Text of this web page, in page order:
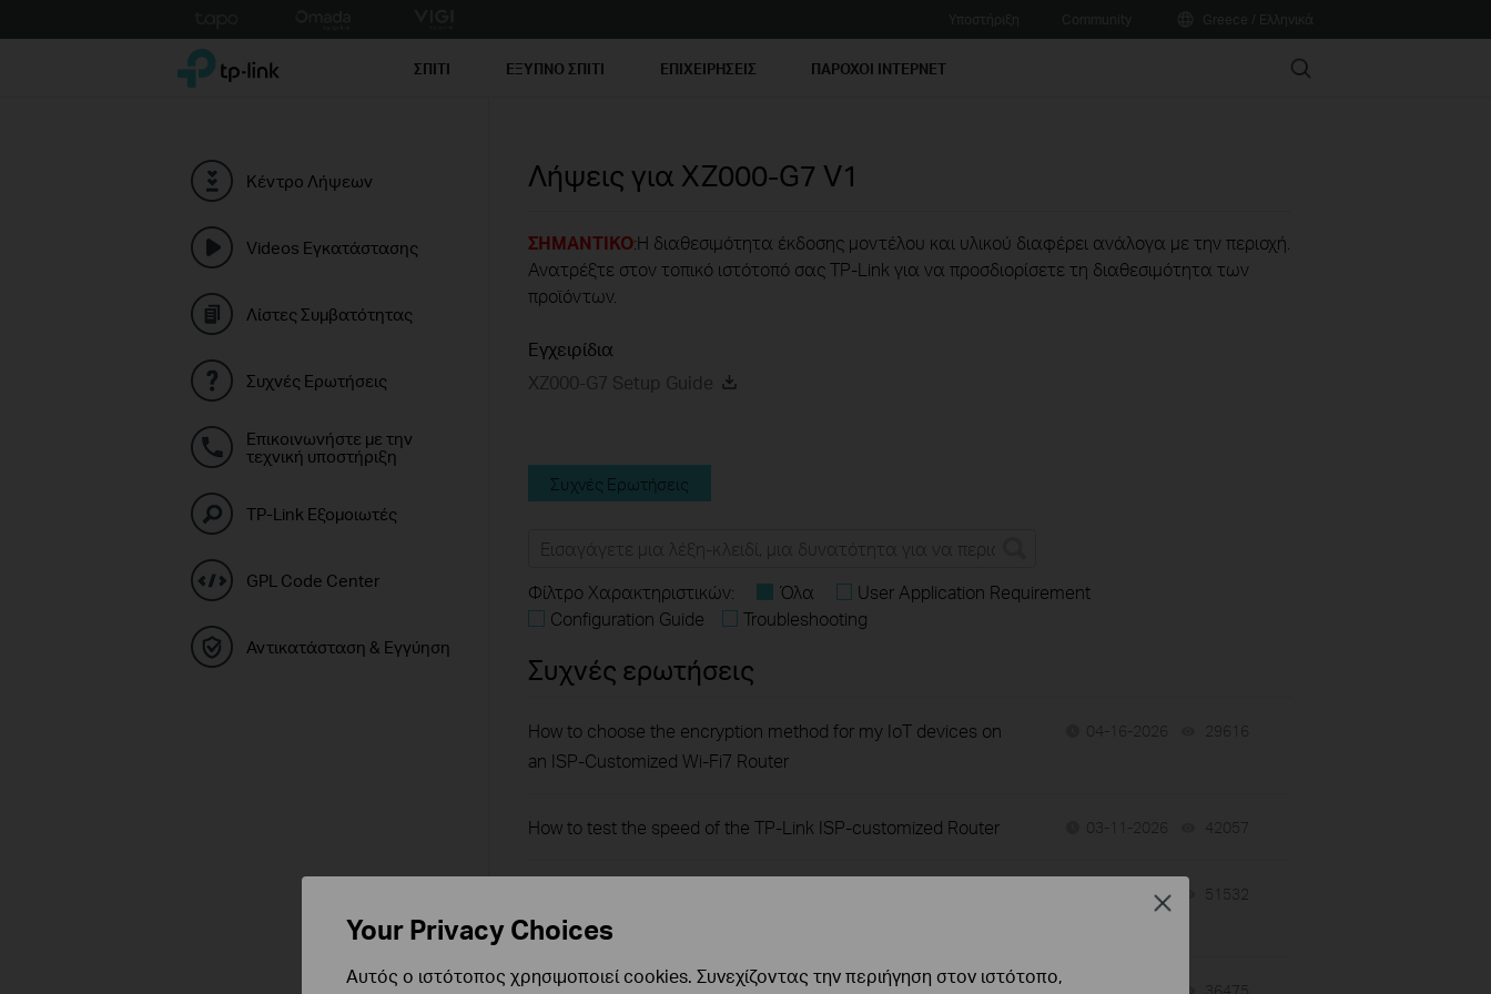
to
TP-Link, Reliably Smart ΣΠΙΤΙ ΕΞΥΠΝΟ ΣΠΙΤΙ ΕΠΙΧΕΙΡΗΣΕΙΣ ΠΑΡΟΧΟΙ ΙΝΤΕΡΝΕΤ Search
Κέντρο Λήψεων
Videos Εγκατάστασης
Λίστες Συμβατότητας
Συχνές Ερωτήσεις
Επικοινωνήστε με την
τεχνική υποστήριξη
TP-Link Εξομοιωτές
GPL Code Center
Αντικατάσταση & Εγγύηση
Λήψεις για XZ000-G7 V1
ΣΗΜΑΝΤΙΚΟ:Η διαθεσιμότητα έκδοσης μοντέλου και υλικού διαφέρει ανάλογα με την περιοχή.
Ανατρέξτε στον τοπικό ιστότοπό σας TP-Link για να προσδιορίσετε τη διαθεσιμότητα των
προϊόντων.
Εγχειρίδια
XZ000-G7 Setup Guide
Συχνές Ερωτήσεις
Φίλτρο Χαρακτηριστικών: Όλα
User Application Requirement
Configuration Guide
Troubleshooting
Συχνές ερωτήσεις
How to choose the encryption method for my IoT devices on
an ISP-Customized Wi-Fi7 Router
04-16-2026 29616
How to test the speed of the TP-Link ISP-customized Router 03-11-2026 42057
customized Router
02-25-2026 51532
36475
Your Privacy Choices
Αυτός ο ιστότοπος χρησιμοποιεί cookies. Συνεχίζοντας την περιήγηση στον ιστότοπο,
Close